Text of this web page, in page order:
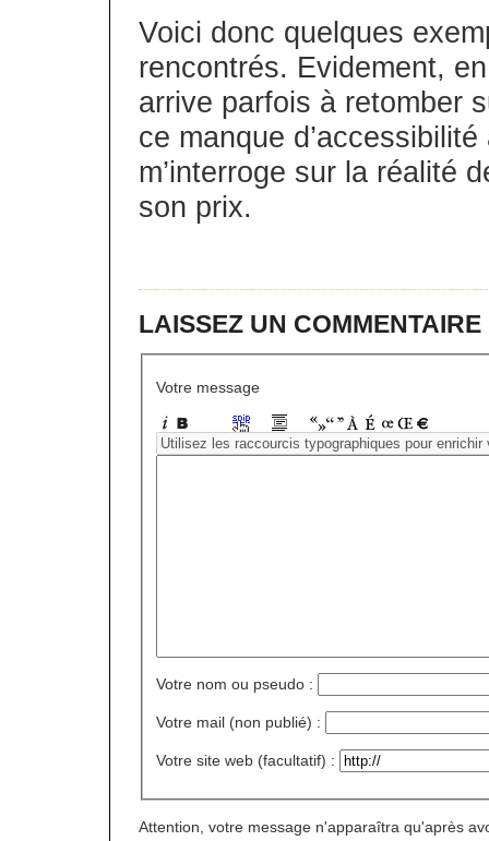
Voici donc quelques
rencontrés. Evidement,
arrive parfois à retomber
ce manque
m’interroge sur la réalité
son prix.
LAISSEZ UN COMMENTAIRE
Votre message
Votre nom ou pseudo :
Votre mail (non publié) :
Votre site web (facultatif) :
Attention, votre message n'apparaîtra qu'après